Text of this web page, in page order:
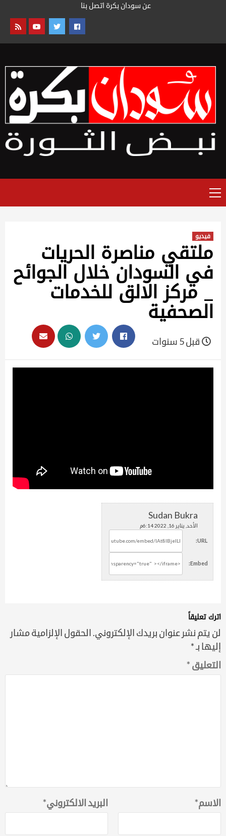
عن سودان بكرة اتصل بنا
القائمة
فيديو
ملتقي مناصرة الحريات
في السودان خلال الجوائح
_ مركز الالق للخدمات
الصحفية
قبل 5 سنوات
Sudan Bukra
الأحد, يناير 16, 2022 6:14م
URL:
Embed:
اترك تعليقاً
لن يتم نشر عنوان بريدك الإلكتروني. الحقول الإلزامية مشار
إليها بـ*
التعليق *
الاسم* البريد الالكتروني*